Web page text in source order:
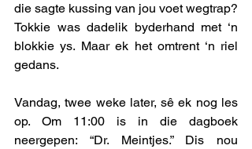
die sagte kussing van jou voet wegtrap?
Tokkie was dadelik byderhand met ‘n
blokkie ys. Maar ek het omtrent ‘n riel
gedans.
Vandag, twee weke later, sê ek nog les
op. Om 11:00 is in die dagboek
neergepen: “Dr. Meintjes.” Dis nou